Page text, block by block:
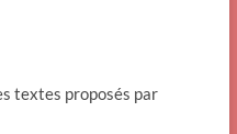
textes proposés par